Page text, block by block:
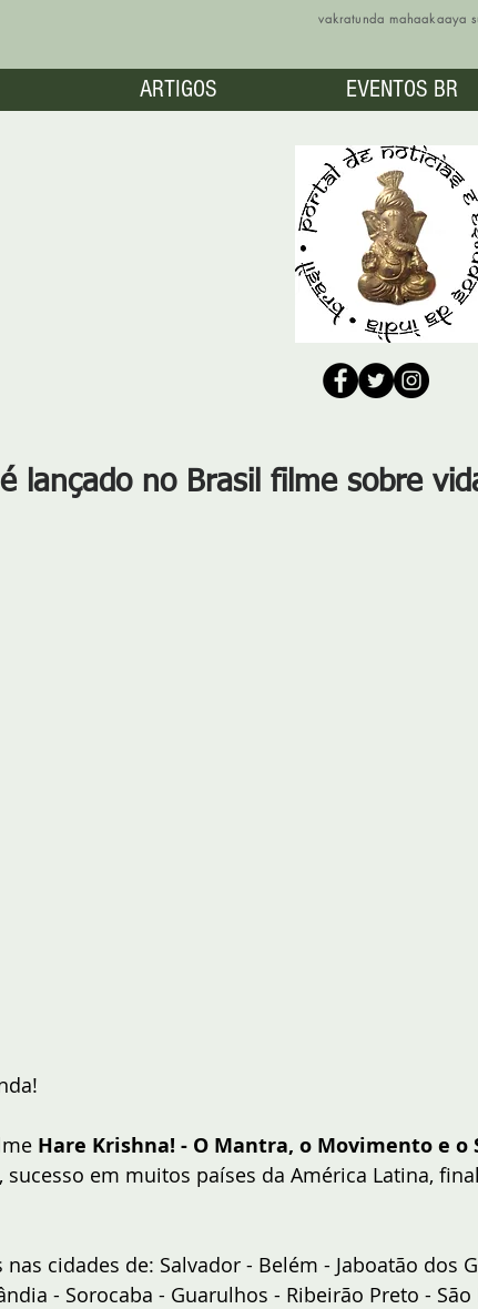
vakratunda mahaakaaya
lançado no Brasil filme sobre
Hare Krishna! - O Mantra, o Movimento e o
, sucesso em muitos países da América Latina,
nas cidades de: Salvador - Belém - Jaboatão dos
- Sorocaba - Guarulhos - Ribeirão Preto -
ARTIGOS EVENTOS BR